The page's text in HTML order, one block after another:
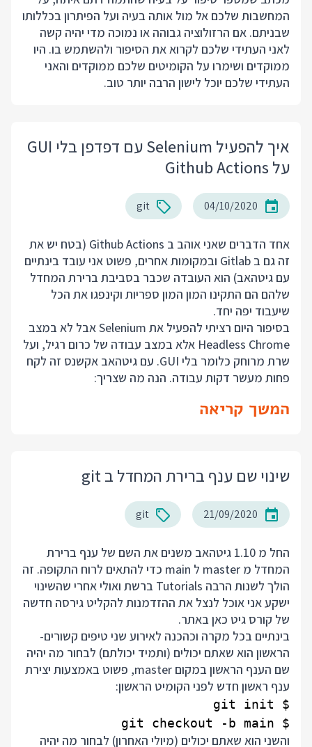
המחשבות שלכם אל מול אותה בעיה ועל הפיתרון בכללותו
שבניתם. אם הרזולוציה גבוהה או נמוכה מדי יהיה קשה
לאני העתידי שלכם לקרוא את הסיפור ולהשתמש בו. היו
ממוקדים ושימרו על הקומיטים שלכם ממוקדים והאני
העתידי שלכם יוכל לישון הרבה יותר טוב.
איך להפעיל Selenium עם דפדפן בלי GUI
על Github Actions
04/10/2020
git
אחד הדברים שאני אוהב ב Github Actions (בטח יש את
זה גם ב Gitlab ובמקומות אחרים, פשוט אני עובד בינתיים
עם גיטהאב) הוא העובדה שכבר בסביבת ברירת המחדל
שלהם הם התקינו המון המון ספריות וקינפגו את הכל
שיעבוד יפה יחד.
בסיפור היום רציתי להפעיל את Selenium אבל לא במצב
Headless Chrome אלא במצב עבודה של כרום רגיל, ועל
שרת מרוחק כלומר בלי GUI. עם גיטהאב אקשנס זה לקח
פחות מעשר דקות עבודה. הנה מה שצריך:
המשך קריאה
שינוי שם ענף ברירת המחדל ב git
21/09/2020
git
החל מ 1.10 גיטהאב משנים את השם של ענף ברירת
המחדל מ master ל main כדי להתאים לרוח התקופה. זה
הולך לשנות הרבה Tutorials ברשת ואולי אחרי שהשינוי
ישקע אני אוכל לנצל את ההזדמנות להקליט גירסה חדשה
של קורס גיט כאן באתר.
בינתיים בכל מקרה וכהכנה לאירוע שני טיפים קשורים-
הראשון הוא שאתם יכולים (ותמיד יכולתם) לבחור מה יהיה
שם הענף הראשון במקום master, פשוט באמצעות יצירת
ענף ראשון חדש לפני הקומיט הראשון:
$ git checkout -b main
והשני הוא שאתם יכולים (מיולי האחרון) לבחור מה יהיה